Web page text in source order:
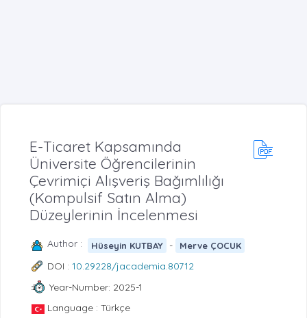
E-Ticaret Kapsamında
Üniversite Öğrencilerinin
Çevrimiçi Alışveriş Bağımlılığı
(Kompulsif Satın Alma)
Düzeylerinin İncelenmesi
Author : Hüseyin KUTBAY - Merve ÇOCUK
DOI : 10.29228/jacademia.80712
Year-Number: 2025-1
Language : Türkçe